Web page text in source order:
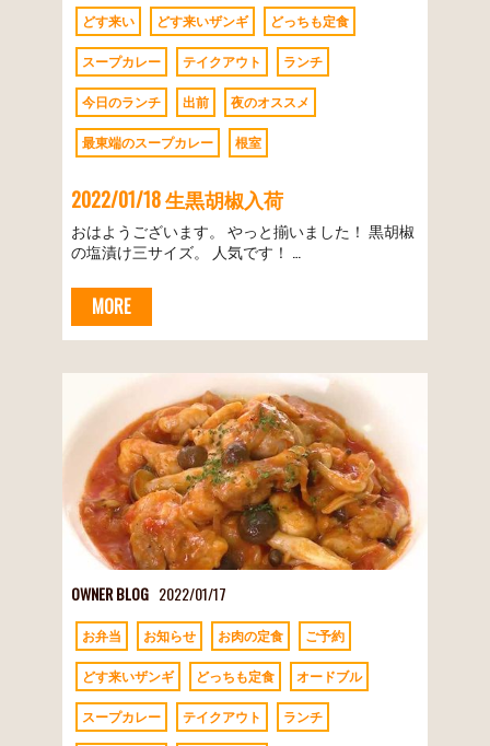
どす来い どす来いザンギ どっちも定食
スープカレー テイクアウト ランチ
今日のランチ 出前 夜のオススメ
最東端のスープカレー 根室
2022/01/18 生黒胡椒入荷
おはようございます。 やっと揃いました！ 黒胡椒
の塩漬け三サイズ。 人気です！ …
MORE
OWNER BLOG 2022/01/17
お弁当 お知らせ お肉の定食 ご予約
どす来いザンギ どっちも定食 オードブル
スープカレー テイクアウト ランチ